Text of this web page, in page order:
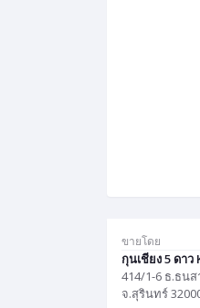
ขายโดย
กุนเชียง 5 ดา
414/1-6 ธ.ธนส
จ.สุรินทร์